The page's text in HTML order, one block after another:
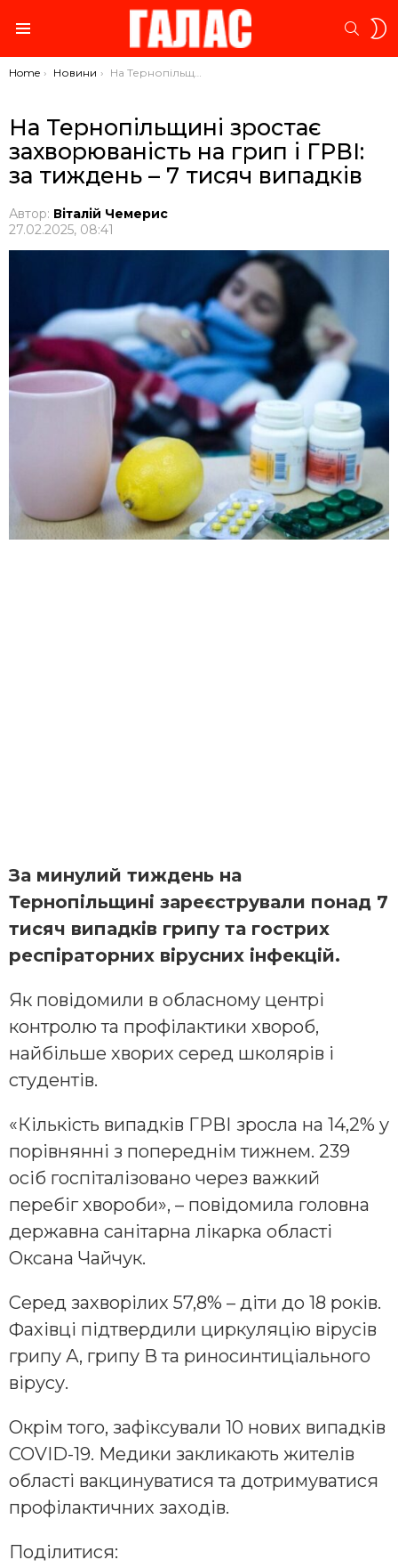
You are here:
Home Новини На Тернопільщині зростає захворюваність на грип і ГРВІ: за тиждень – 7 тисяч випадків
На Тернопільщині зростає
захворюваність на грип і ГРВІ:
за тиждень – 7 тисяч випадків
Автор: Віталій Чемерис
27.02.2025, 08:41
За минулий тиждень на
Тернопільщині зареєстрували понад 7
тисяч випадків грипу та гострих
респіраторних вірусних інфекцій.
Як повідомили в обласному центрі
контролю та профілактики хвороб,
найбільше хворих серед школярів і
студентів.
«Кількість випадків ГРВІ зросла на 14,2% у
порівнянні з попереднім тижнем. 239
осіб госпіталізовано через важкий
перебіг хвороби», – повідомила головна
державна санітарна лікарка області
Оксана Чайчук.
Серед захворілих 57,8% – діти до 18 років.
Фахівці підтвердили циркуляцію вірусів
грипу А, грипу В та риносинтиціального
вірусу.
Окрім того, зафіксували 10 нових випадків
COVID-19. Медики закликають жителів
області вакцинуватися та дотримуватися
профілактичних заходів.
Поділитися: